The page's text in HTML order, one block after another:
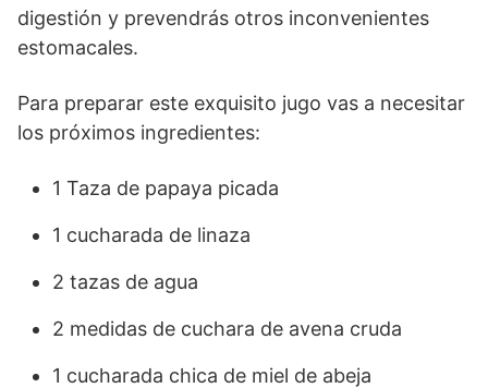
digestión y prevendrás otros inconvenientes
estomacales.
Para preparar este exquisito jugo vas a necesitar
los próximos ingredientes:
1 Taza de papaya picada
1 cucharada de linaza
2 tazas de agua
2 medidas de cuchara de avena cruda
1 cucharada chica de miel de abeja